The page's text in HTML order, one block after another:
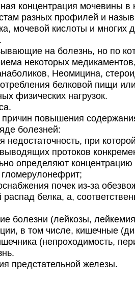
; м. Университет
+7(495
корп. 1
-3415 .Используйте
концентрация мочевины в
разных профилей и
мочевой кислоты и многих
на болезнь, но по
некоторых
Неомицина,
белковой пищи
физических нагрузок.
повышения
болезней:
недостаточность, при
протоков
определяют концентрацию
почек из-за
белка, а,
болезни (лейкозы,
в том числе, кишечные
(непроходимость,
предстательной железы.